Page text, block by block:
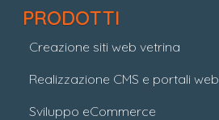
PRODOTTI
Creazione siti web vetrina
Realizzazione CMS e portali web
Sviluppo eCommerce